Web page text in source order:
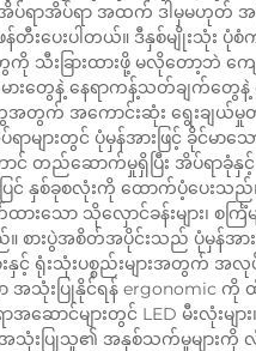
ပ်ရာအိပ်ရာ အထက် ဒါမှမဟုတ်
တီးပေးပါတယ်။ ဒီနှစ်မျိုးသုံး ပုံစံ
သီးခြားထားဖို့ မလိုတော့ဘဲ ကျေ
တွေနဲ့ နေရာကန့်သတ်ချက်တွေနဲ့
တွက် အကောင်းဆုံး ရွေးချယ်မှုတ
ပ်ရာများတွင် ပုံမှန်အားဖြင့် ခိုင်
င် တည်ဆောက်မှုရှိပြီး အိပ်ရာခုံနှင့်
ပြင် နှစ်ခုစလုံးကို ထောက်ပံ့ပေးသည်
သော သိုလှောင်ခန်းများ၊ စင်္ကြံမ
။ စားပွဲအစိတ်အပိုင်းသည် ပုံမှန်အား
နှင့် ရုံးသုံးပစ္စည်းများအတွက် အလုပ်န
အသုံးပြုနိုင်ရန် ergonomic ကို
ာအဆောင်များတွင် LED မီးလုံးမျာ
၊ အသုံးပြုသူ၏ အနှစ်သက်မှုများ